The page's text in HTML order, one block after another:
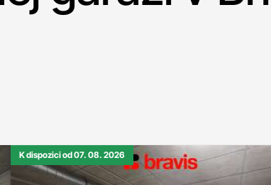
K dispozici od 07. 08. 2026